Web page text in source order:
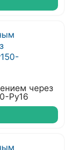
через
Ру16